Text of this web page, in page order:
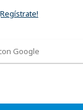
Google